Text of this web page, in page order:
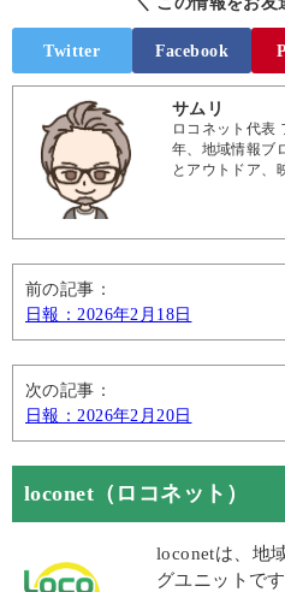
Twitter Facebook
サムリ
ロコネット代表
年、地域情報ブ
とアウトドア、
前の記事：
日報：2026年2月18日
次の記事：
日報：2026年2月20日
loconet（ロコネット）
loconetは、地
グユニットで